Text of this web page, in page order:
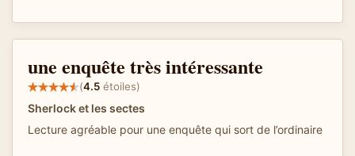
une enquête très intéressante
(4.5 étoiles)
Sherlock et les sectes
Lecture agréable pour une enquête qui sort de l’ordinaire